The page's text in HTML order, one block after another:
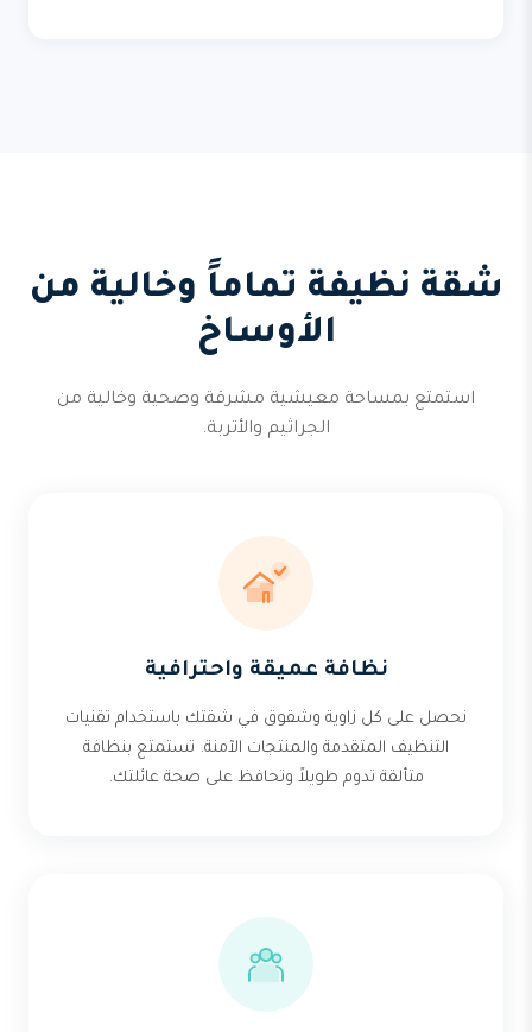
شقة نظيفة تماماً وخالية من
الأوساخ
استمتع بمساحة معيشية مشرقة وصحية وخالية من
الجراثيم والأتربة.
نظافة عميقة واحترافية
نحصل على كل زاوية وشقوق في شقتك باستخدام تقنيات
التنظيف المتقدمة والمنتجات الآمنة. تستمتع بنظافة
متألقة تدوم طويلاً وتحافظ على صحة عائلتك.